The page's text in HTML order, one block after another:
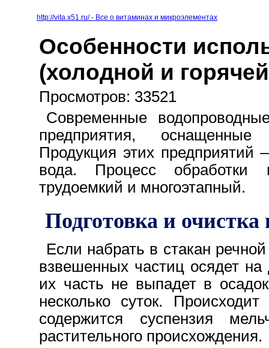
http://vita.x51.ru/ - Все о витаминах и микроэлементах
Особенности
(холодной и
Просмотров: 33521
Современные
предприятия, оснащенные
Продукция этих предприятий
вода. Процесс
трудоемкий и многоэтапный.
Подготовка и
Если набрать в стакан
взвешенных частиц осядет
их часть не выпадет в
несколько суток.
содержится суспензия
растительного происхождения.